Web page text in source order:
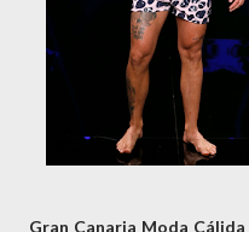
Gran Canaria Moda Cálida